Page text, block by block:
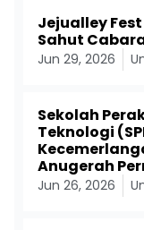
Jejualley Fest
Sahut
Jun 29, 2026
Sekolah
Teknologi
Anugerah
Jun 26, 2026